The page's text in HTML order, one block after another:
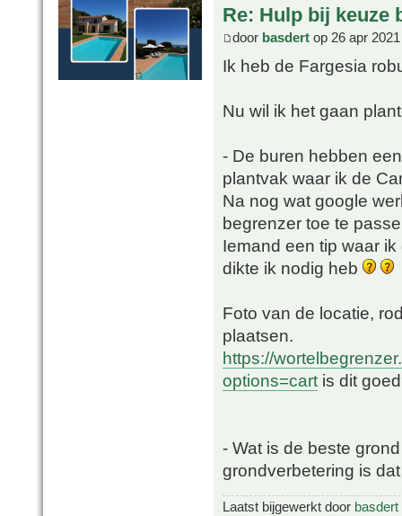
Re: Hulp bij keuze
door basdert op 26 apr
Ik heb de Fargesia
Nu wil ik het gaan
- De buren hebben
plantvak waar ik de
Na nog wat google
begrenzer toe te
Iemand een tip waar
dikte ik nodig heb
Foto van de locatie,
plaatsen.
https://
options=cart is dit
- Wat is de beste
grondverbetering is
Laatst bijgewerkt door basdert